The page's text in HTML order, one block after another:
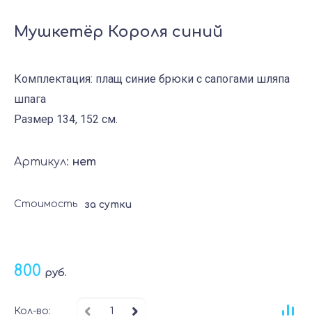
Мушкетёр Короля синий
Комплектация: плащ синие брюки с сапогами шляпа
шпага
Размер 134, 152 см.
Артикул: нет
Стоимость за сутки
800 руб.
Кол-во: